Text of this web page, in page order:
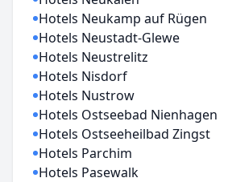
Hotels Neukamp auf Rügen
Hotels Neustadt-Glewe
Hotels Neustrelitz
Hotels Nisdorf
Hotels Nustrow
Hotels Ostseebad Nienhagen
Hotels Ostseeheilbad Zingst
Hotels Parchim
Hotels Pasewalk